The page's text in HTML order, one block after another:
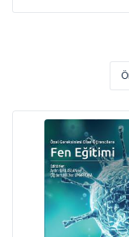
Konulara Göre
Eğitim Bilimleri
Özel Eğitim (1)
Yayınevlerine
Pegem Akademi